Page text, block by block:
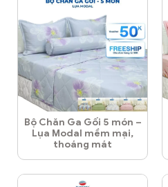
Bộ Chăn Ga Gối 5 món –
Lụa Modal mềm mại,
thoáng mát